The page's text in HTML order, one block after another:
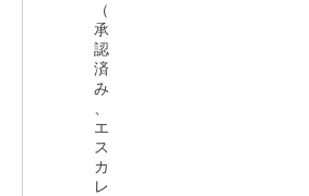
（
承
認
済
み
エ
ス
カ
レ